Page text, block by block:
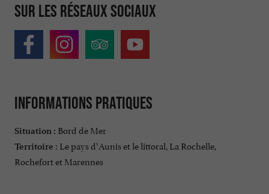
Sur les réseaux sociaux
Informations pratiques
Situation : Bord de Mer
Territoire : Le pays d’Aunis et le littoral, La Rochelle,
Rochefort et Marennes